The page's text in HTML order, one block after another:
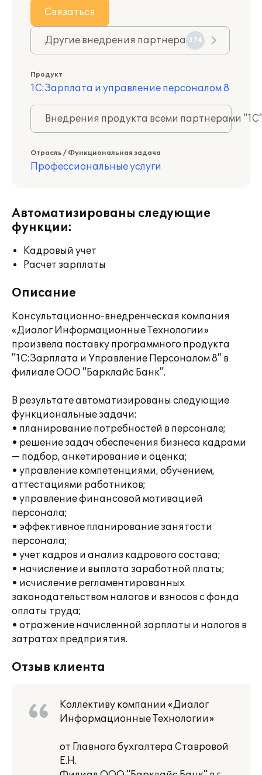
Связаться
Другие внедрения партнера 374
Продукт
1С:Зарплата и управление персоналом 8
Внедрения продукта всеми партнерами
Отрасль / Функциональная задача
Профессиональные услуги
Автоматизированы следующие
функции:
Кадровый учет
Расчет зарплаты
Описание
Консультационно-внедренческая компания
«Диалог Информационные Технологии»
произвела поставку программного продукта
"1С:Зарплата и Управление Персоналом 8" в
филиале ООО "Барклайс Банк".
В результате автоматизированы следующие
функциональные задачи:
• планирование потребностей в персонале;
• решение задач обеспечения бизнеса кадрами
— подбор, анкетирование и оценка;
• управление компетенциями, обучением,
аттестациями работников;
• управление финансовой мотивацией
персонала;
• эффективное планирование занятости
персонала;
• учет кадров и анализ кадрового состава;
• начисление и выплата заработной платы;
• исчисление регламентированных
законодательством налогов и взносов с фонда
оплаты труда;
• отражение начисленной зарплаты и налогов в
затратах предприятия.
Отзыв клиента
Коллективу компании «Диалог
Информационные Технологии»
от Главного бухгалтера Ставровой
Е.Н.